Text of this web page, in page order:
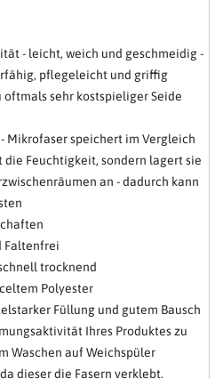
- leicht, weich und geschmeidig -
pflegeleicht und griffig
sehr kostspieliger Seide
Mikrofaser speichert im Vergleich
die Feuchtigkeit, sondern lagert sie
an - dadurch kann
Faltenfrei
trocknend
Polyester
Füllung und gutem Bausch
Ihres Produktes zu
Waschen auf Weichspüler
dieser die Fasern verklebt.